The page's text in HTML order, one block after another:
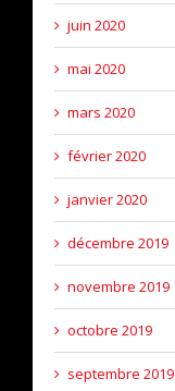
juin 2020
mai 2020
mars 2020
février 2020
janvier 2020
décembre 2019
novembre 2019
octobre 2019
septembre 2019